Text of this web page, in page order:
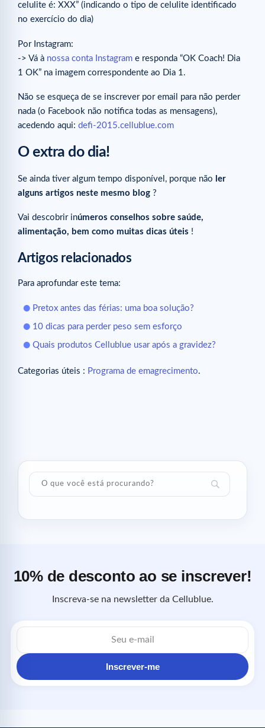
celulite é: XXX” (indicando o tipo de celulite identificado
no exercício do dia)
Por Instagram:
-> Vá à nossa conta Instagram e responda “OK Coach! Dia
1 OK” na imagem correspondente ao Dia 1.
Não se esqueça de se inscrever por email para não perder
nada (o Facebook não notifica todas as mensagens),
acedendo aqui: defi-2015.cellublue.com
O extra do dia!
Se ainda tiver algum tempo disponível, porque não ler
alguns artigos neste mesmo blog ?
Vai descobrir inúmeros conselhos sobre saúde,
alimentação, bem como muitas dicas úteis !
Artigos relacionados
Para aprofundar este tema:
Pretox antes das férias: uma boa solução?
10 dicas para perder peso sem esforço
Quais produtos Cellublue usar após a gravidez?
Categorias úteis : Programa de emagrecimento.
10% de desconto ao se inscrever!
Inscreva-se na newsletter da Cellublue.
Endereço
de
Inscrever-me